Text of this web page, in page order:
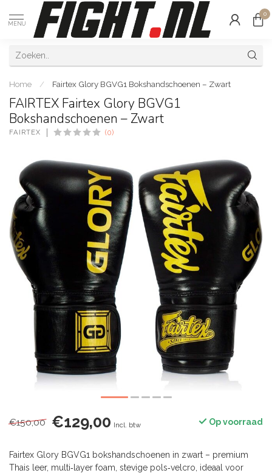
MENU
0
Home / Fairtex Glory BGVG1 Bokshandschoenen – Zwart
FAIRTEX Fairtex Glory BGVG1
Bokshandschoenen – Zwart
FAIRTEX (0)
€150,00 €129,00 Incl. btw Op voorraad
Fairtex Glory BGVG1 bokshandschoenen in zwart – premium
Thais leer, multi‑layer foam, stevige pols‑velcro, ideaal voor